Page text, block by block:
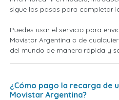
sigue los pasos para completar
Puedes usar el servicio para
Movistar Argentina o de
del mundo de manera rápida y
¿Cómo pago la recarga de
Movistar Argentina?